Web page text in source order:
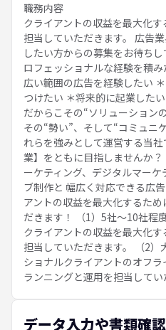
職務内容
クライアントの収益を最大化
担当していただきます。 広告
したい方からの募集をお待ち
ロフェッショナルな経験を積
広い範囲の広告を経験したい
つけたい ＊将来的に起業した
だからこその“ソリューション
その“勢い”、そして“コミュニ
れらを強みとして運営する当
業】をともに目指しませんか
ーケティング、デジタルマーケ
ブ制作と 幅広く対応できる広
アントの収益を最大化するた
だきます！ （1）5社～10社程
クライアントの収益を最大化
担当していただきます。 （2
ショナルクライアントのオフ
ランニングと運用を担当してい
データ入力や書類確